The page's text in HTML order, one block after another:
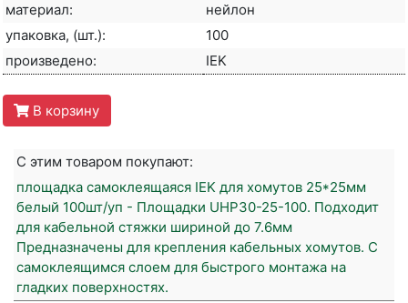
материал:
нейлон
упаковка, (шт.):
100
произведено:
IEK
В корзину
С этим товаром покупают:
площадка самоклеящаяся IEK для хомутов 25*25мм
белый 100шт/уп - Площадки UHP30-25-100. Подходит
для кабельной стяжки шириной до 7.6мм
Предназначены для крепления кабельных хомутов. С
самоклеящимся слоем для быстрого монтажа на
гладких поверхностях.